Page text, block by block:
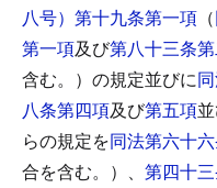
八号）第十九条第一項 （
第一項及び第八十三条
含む。）の規定並びに
八条第四項及び第五項
らの規定を同法第六十
合を含む。）、 第四十